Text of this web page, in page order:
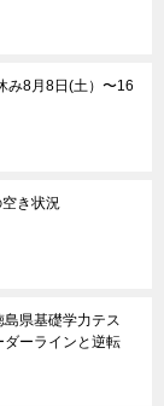
み8月8日(土）〜16
き状況
島県基礎学力テス
ダーラインと逆転